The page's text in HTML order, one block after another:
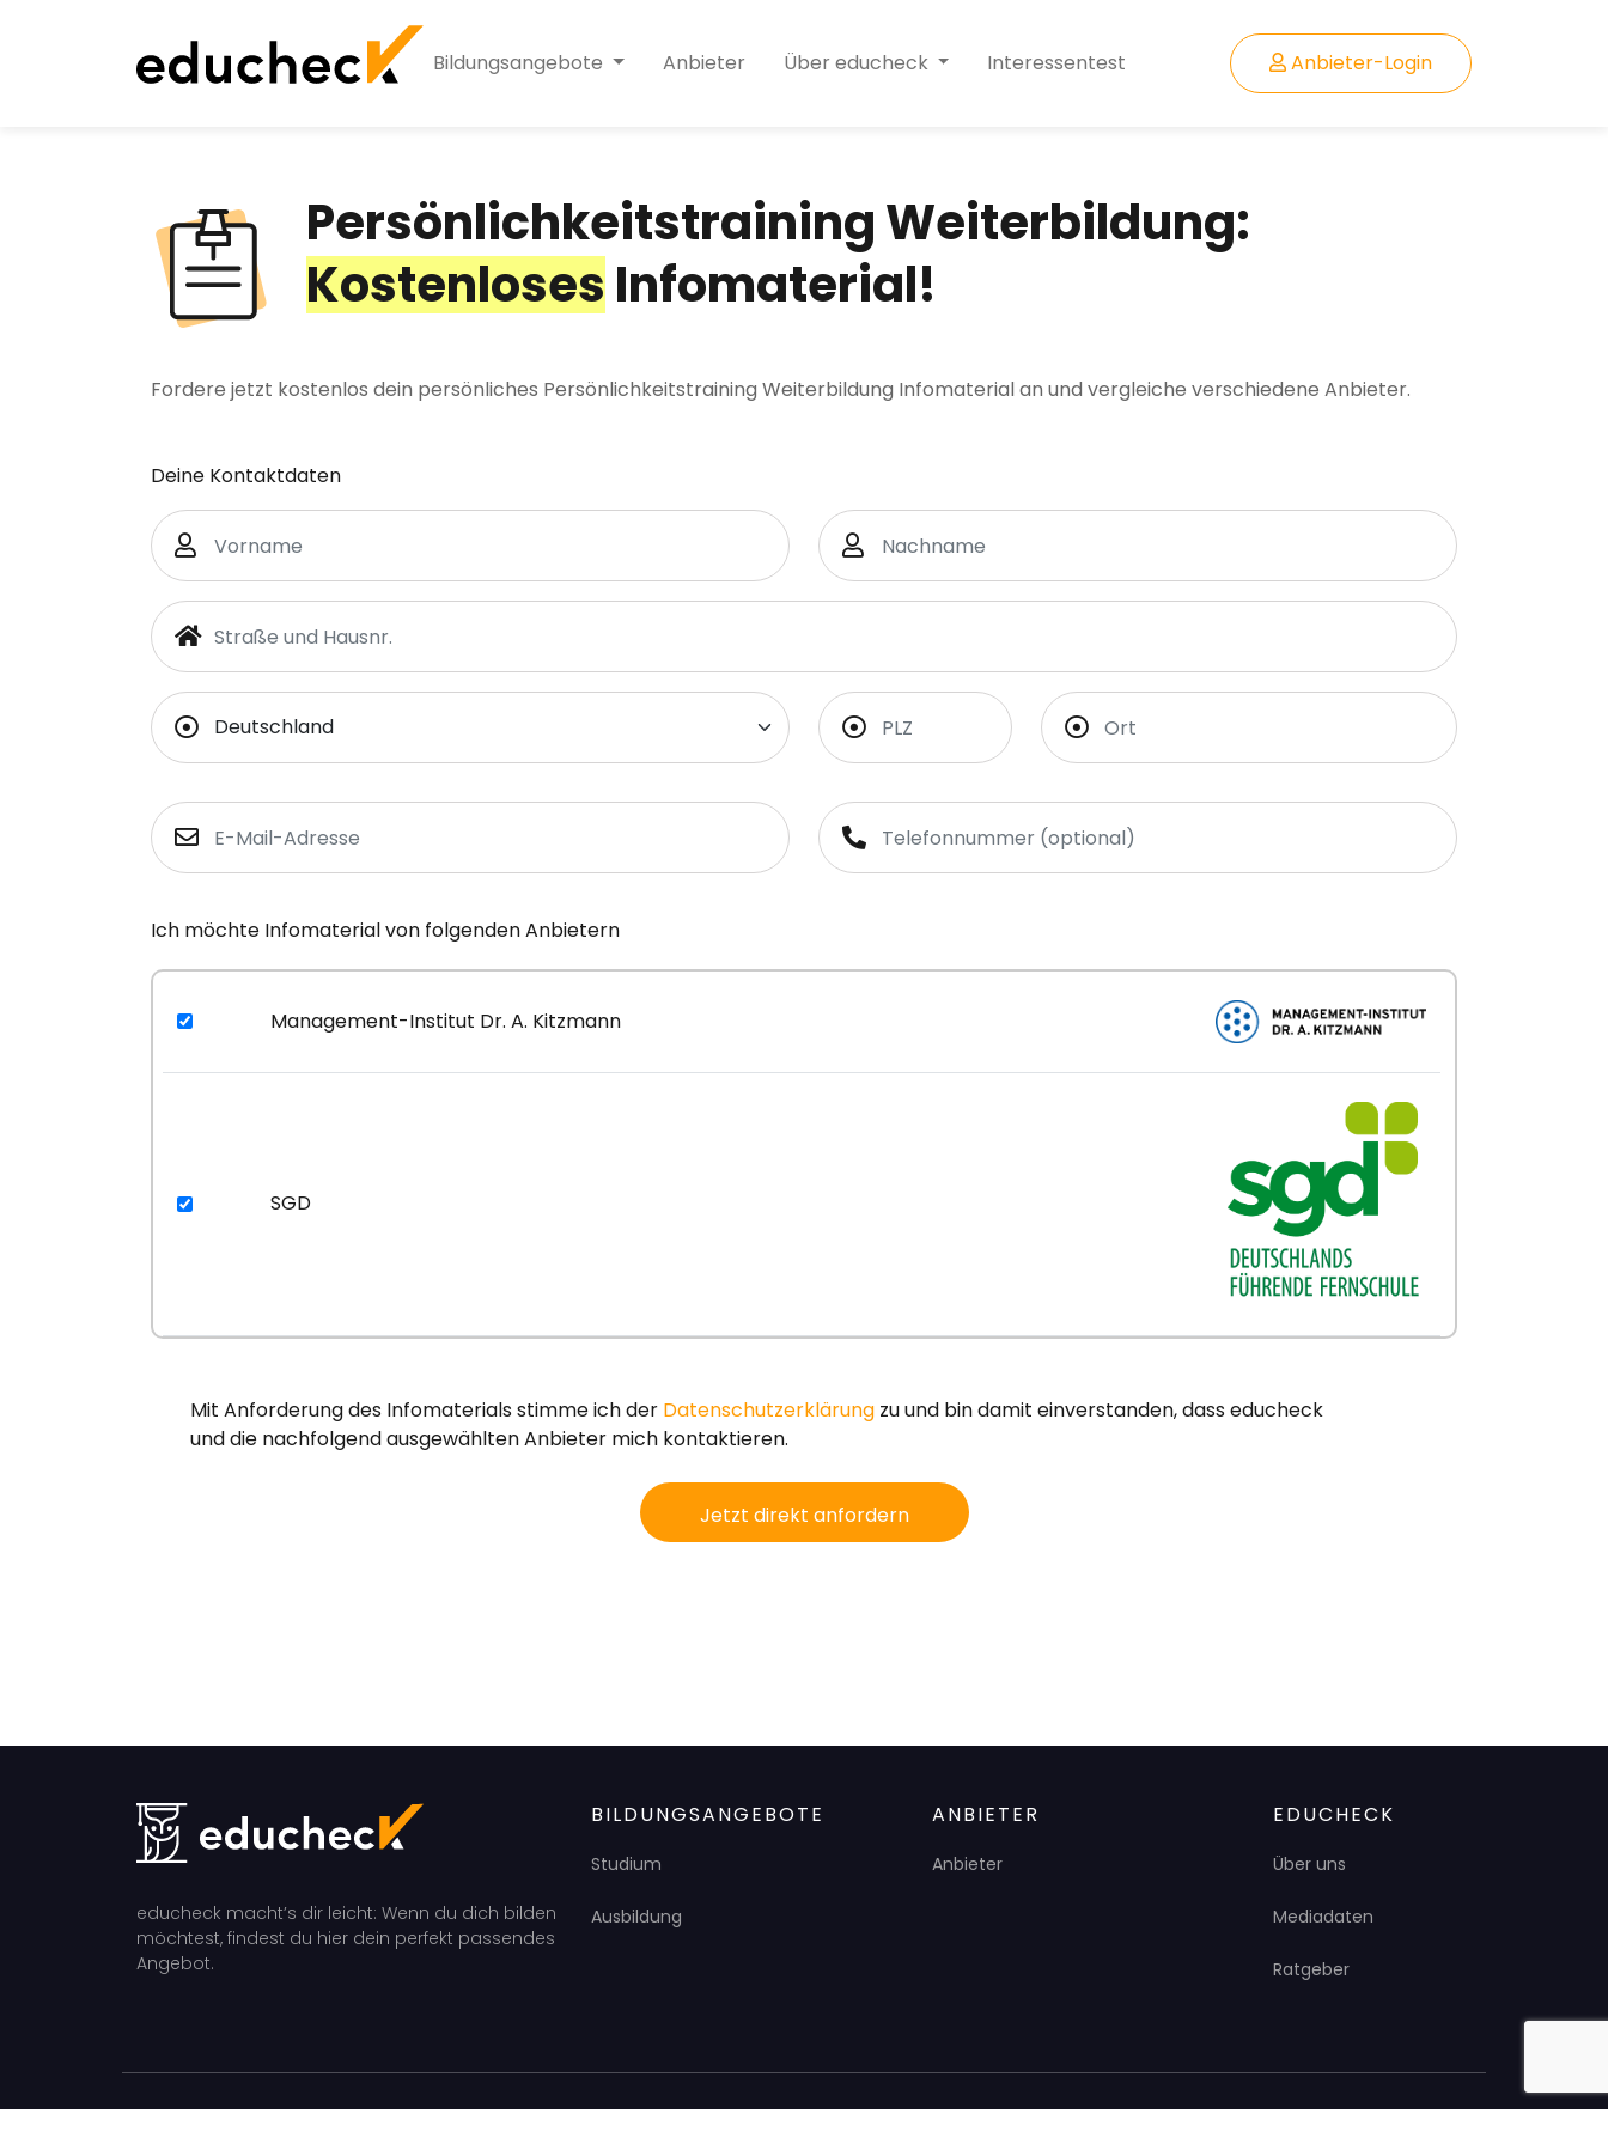
Bildungsangebote Anbieter Über educheck Interessentest Anbieter-Login
Persönlichkeitstraining Weiterbildung:
Kostenloses Infomaterial!
Fordere jetzt kostenlos dein persönliches Persönlichkeitstraining Weiterbildung Infomaterial an und vergleiche verschiedene Anbieter.
Deine Kontaktdaten
Ich möchte Infomaterial von folgenden Anbietern
Management-Institut Dr. A. Kitzmann
SGD
Mit Anforderung des Infomaterials stimme ich der Datenschutzerklärung zu und bin damit einverstanden, dass educheck
und die nachfolgend ausgewählten Anbieter mich kontaktieren.
Jetzt direkt anfordern
educheck macht’s dir leicht: Wenn du dich bilden
möchtest, findest du hier dein perfekt passendes
Angebot.
BILDUNGSANGEBOTE
Studium
Ausbildung
ANBIETER
Anbieter
EDUCHECK
Über uns
Mediadaten
Ratgeber